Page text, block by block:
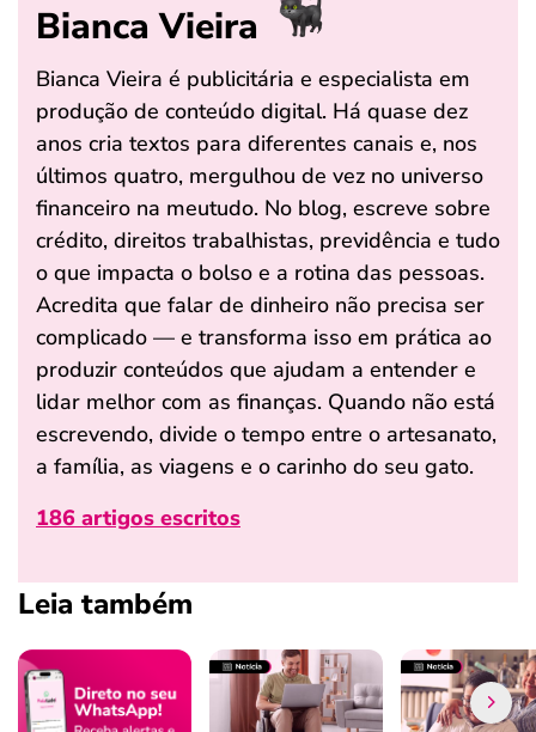
Bianca Vieira
Bianca Vieira é publicitária e especialista em
produção de conteúdo digital. Há quase dez
anos cria textos para diferentes canais e, nos
últimos quatro, mergulhou de vez no universo
financeiro na meutudo. No blog, escreve sobre
crédito, direitos trabalhistas, previdência e tudo
o que impacta o bolso e a rotina das pessoas.
Acredita que falar de dinheiro não precisa ser
complicado — e transforma isso em prática ao
produzir conteúdos que ajudam a entender e
lidar melhor com as finanças. Quando não está
escrevendo, divide o tempo entre o artesanato,
a família, as viagens e o carinho do seu gato.
186 artigos escritos
Leia também